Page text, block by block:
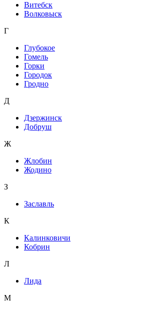
Витебск
Волковыск
Г
Глубокое
Гомель
Горки
Городок
Гродно
Д
Дзержинск
Добруш
Ж
Жлобин
Жодино
З
Заславль
К
Калинковичи
Кобрин
Л
Лида
М